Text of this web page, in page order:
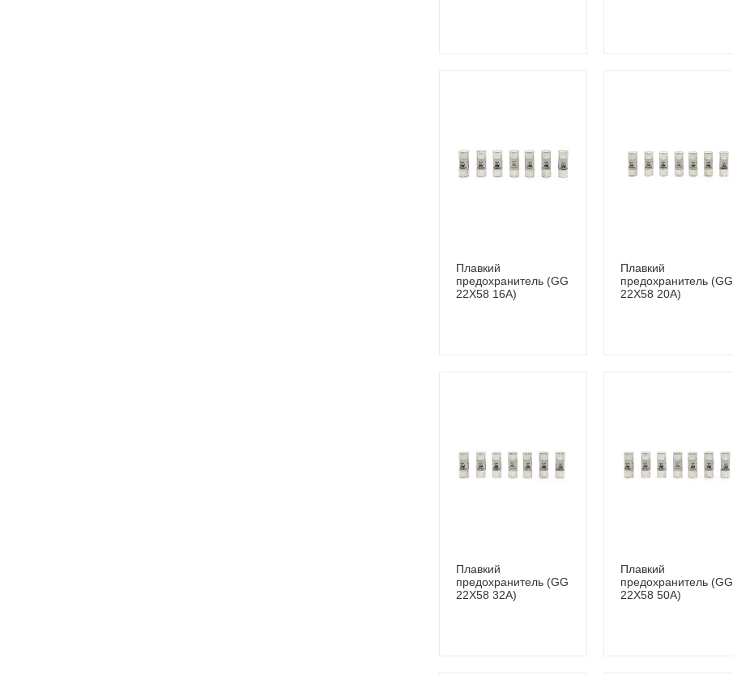
Плавкий
предохранитель (GG
22Х58 16A)
Плавкий
предохранитель (GG
22Х58 20A)
Плавкий
предохранитель (GG
22Х58 32A)
Плавкий
предохранитель (GG
22Х58 50A)